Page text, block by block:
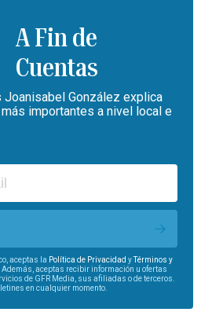
A Fin de
Cuentas
Joanisabel González explica
importantes a nivel local e
aceptas la Política de Privacidad y
Términos y
Además, aceptas recibir información u ofertas
de GFR Media, sus afiliadas o de terceros.
en cualquier momento.